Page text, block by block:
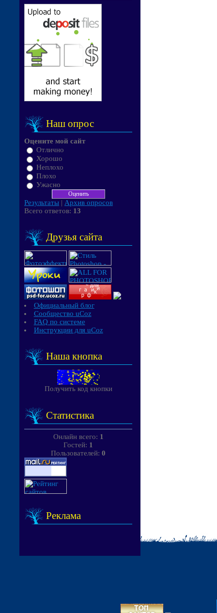
Наш опрос
Оцените мой сайт
Отлично
Хорошо
Неплохо
Плохо
Ужасно
Результаты | Архив опросов
Всего ответов: 13
Друзья сайта
Официальный блог
Сообщество uCoz
FAQ по системе
Инструкции для uCoz
Наша кнопка
Получить код кнопки
Статистика
Онлайн всего: 1
Гостей: 1
Пользователей: 0
Реклама